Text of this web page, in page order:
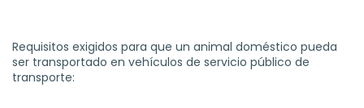
Requisitos exigidos para que un animal doméstico pueda
ser transportado en vehículos de servicio público de
transporte: